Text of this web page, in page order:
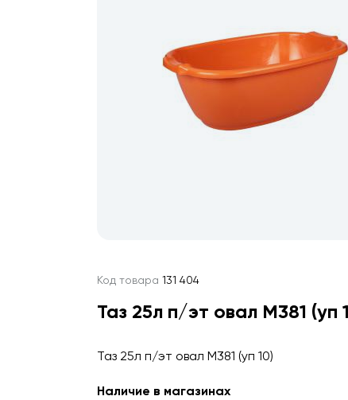
Код товара 131 404
Таз 25л п/эт овал М381 (уп
Таз 25л п/эт овал М381 (уп 10)
Наличие в магазинах